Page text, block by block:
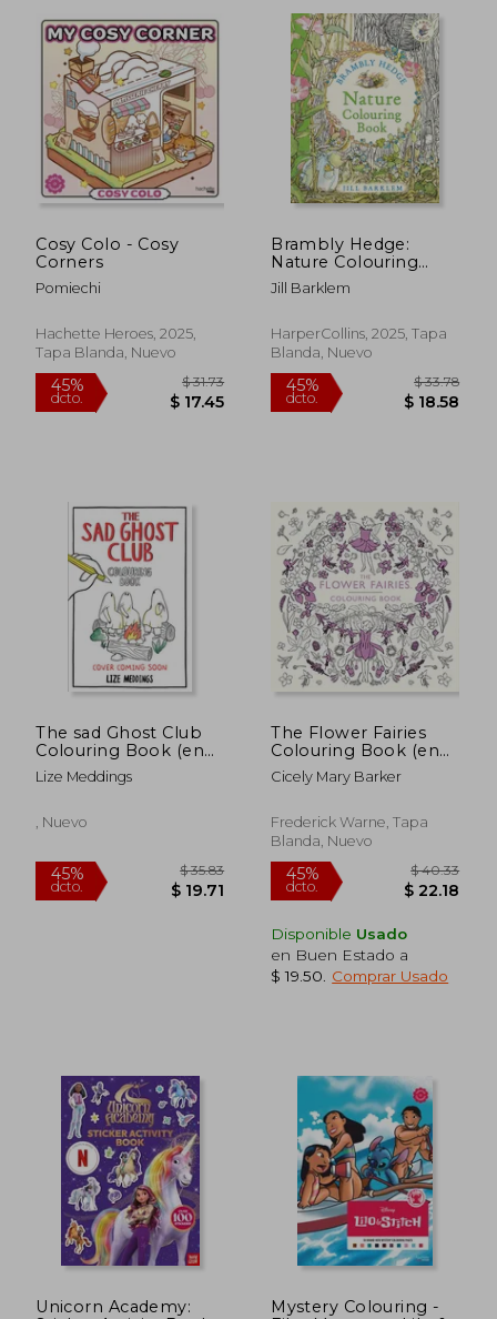
45%
dcto.
45%
dcto. $
Cosy Colo - Cosy
Corners
Pomiechi
Hachette Heroes, 2025,
Tapa Blanda, Nuevo
45%
dcto. $ 17.45
Brambly Hedge:
Nature Colouring
Book (en Inglés)
Jill Barklem
HarperCollins, 2025, Tapa
Blanda, Nuevo
45%
dcto.
The sad Ghost Club
Colouring Book (en
Inglés)
Lize Meddings
, Nuevo
The Flower Fairies
Colouring Book (en
Inglés)
Cicely Mary Barker
Frederick Warne, Tapa
Blanda, Nuevo
Disponible Usado
en Buen Estado a
$ 19.50
Comprar Usado
Unicorn Academy:
Mystery Colouring -